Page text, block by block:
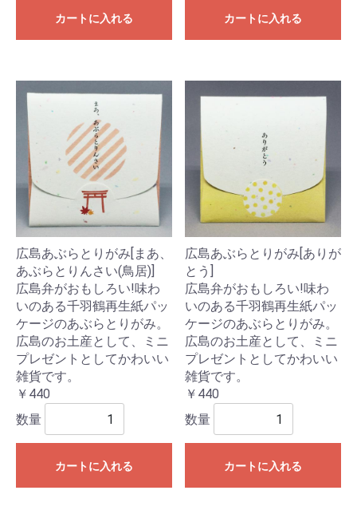
カートに入れる カートに入れる
広島あぶらとりがみ[まあ、
あぶらとりんさい(鳥居)]
広島弁がおもしろい!味わ
いのある千羽鶴再生紙パッ
ケージのあぶらとりがみ。
広島のお土産として、ミニ
プレゼントとしてかわいい
雑貨です。
￥440
数量
カートに入れる
広島あぶらとりがみ[ありが
とう]
広島弁がおもしろい!味わ
いのある千羽鶴再生紙パッ
ケージのあぶらとりがみ。
広島のお土産として、ミニ
プレゼントとしてかわいい
雑貨です。
￥440
数量
カートに入れる